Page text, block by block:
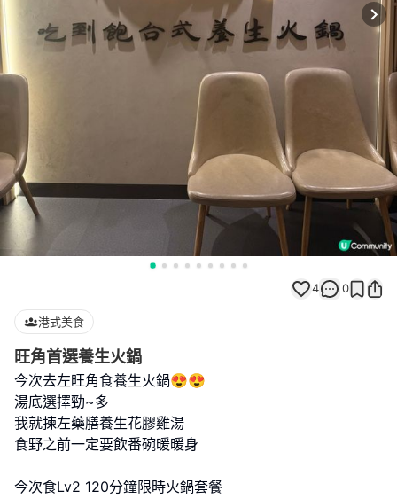
4 0
港式美食
旺角首選養生火鍋
今次去左旺角食養生火鍋😍😍
湯底選擇勁~多
我就揀左藥膳養生花膠雞湯
食野之前一定要飲番碗暖暖身
今次食Lv2 120分鐘限時火鍋套餐